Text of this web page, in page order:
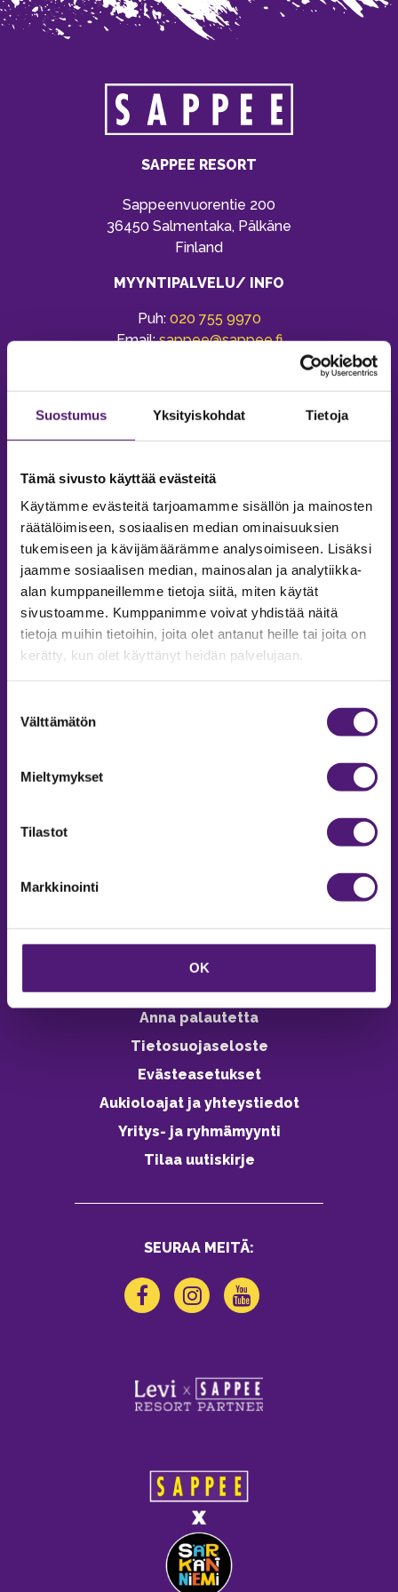
Suostumus Yksityiskohdat Tietoja
Tämä sivusto käyttää evästeitä
Käytämme evästeitä tarjoamamme sisällön ja mainosten
räätälöimiseen, sosiaalisen median ominaisuuksien
tukemiseen ja kävijämäärämme analysoimiseen. Lisäksi
jaamme sosiaalisen median, mainosalan ja analytiikka-
alan kumppaneillemme tietoja siitä, miten käytät
sivustoamme. Kumppanimme voivat yhdistää näitä
tietoja muihin tietoihin, joita olet antanut heille tai joita on
kerätty, kun olet käyttänyt heidän palvelujaan.
valinta
Välttämätön
Mieltymykset
Tilastot
Markkinointi
OK
SAPPEE RESORT
Sappeenvuorentie 200
36450 Salmentaka, Pälkäne
Finland
MYYNTIPALVELU/ INFO
Puh: 020 755 9970
Email:sappee@sappee.fi
MAJOITUS
Tiedustelut & Varaukset
Vastuullisuus
Ympäristöohjelma
Avoimet työpaikat
Anna palautetta
Tietosuojaseloste
Evästeasetukset
Aukioloajat ja yhteystiedot
Yritys- ja ryhmämyynti
Tilaa uutiskirje
SEURAA MEITÄ: